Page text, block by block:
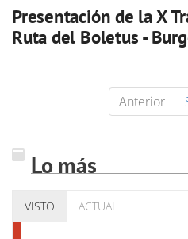
Presentación de la X
Ruta del Boletus -
Anterior
Lo más
VISTO ACTUAL